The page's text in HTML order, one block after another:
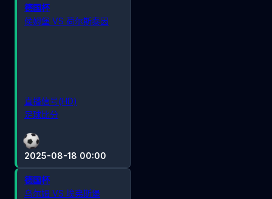
2025-08-18 00:00
德国杯
侯姆堡 VS 荷尔斯泰因
直播信号(HD)
足球比分
德国杯
乌尔姆 VS 埃弗斯堡